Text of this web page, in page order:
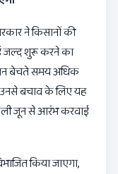
ने किसानों की
जल्द शुरू करने का
बेचते समय अधिक
बचाव के लिए यह
जून से आरंभ करवाई
किया जाएगा,